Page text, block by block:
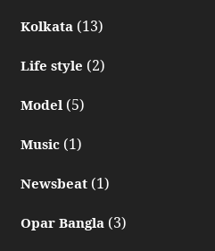
Kolkata(13)
Life style (2)
Model(5)
Music(1)
Newsbeat(1)
Opar Bangla(3)